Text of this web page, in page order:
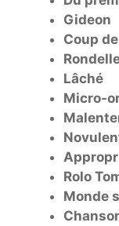
Gideon
Coup
Lâché
Micro-
Rolo
Monde